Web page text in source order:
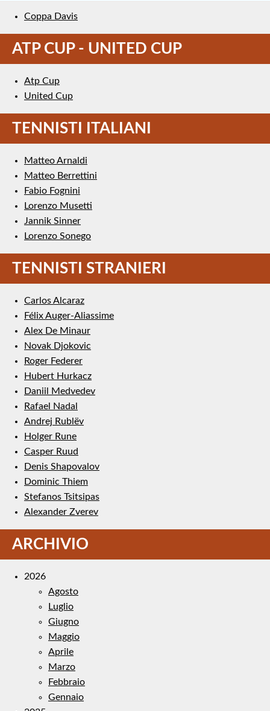
Coppa Davis
ATP CUP - UNITED CUP
Atp Cup
United Cup
TENNISTI ITALIANI
Matteo Arnaldi
Matteo Berrettini
Fabio Fognini
Lorenzo Musetti
Jannik Sinner
Lorenzo Sonego
TENNISTI STRANIERI
Carlos Alcaraz
Félix Auger-Aliassime
Alex De Minaur
Novak Djokovic
Roger Federer
Hubert Hurkacz
Daniil Medvedev
Rafael Nadal
Andrej Rublëv
Holger Rune
Casper Ruud
Denis Shapovalov
Dominic Thiem
Stefanos Tsitsipas
Alexander Zverev
ARCHIVIO
2026
Agosto
Luglio
Giugno
Maggio
Aprile
Marzo
Febbraio
Gennaio